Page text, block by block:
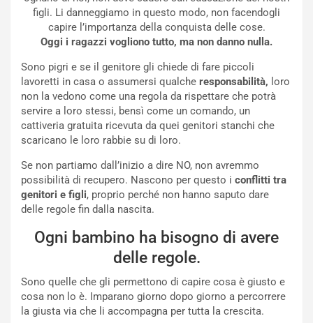
figli. Li danneggiamo in questo modo, non facendogli
capire l’importanza della conquista delle cose.
Oggi i ragazzi vogliono tutto, ma non danno nulla.
Sono pigri e se il genitore gli chiede di fare piccoli
lavoretti in casa o assumersi qualche responsabilità, loro
non la vedono come una regola da rispettare che potrà
servire a loro stessi, bensì come un comando, un
cattiveria gratuita ricevuta da quei genitori stanchi che
scaricano le loro rabbie su di loro.
Se non partiamo dall’inizio a dire NO, non avremmo
possibilità di recupero. Nascono per questo i conflitti tra
genitori e figli, proprio perché non hanno saputo dare
delle regole fin dalla nascita.
Ogni bambino ha bisogno di avere
delle regole.
Sono quelle che gli permettono di capire cosa è giusto e
cosa non lo è. Imparano giorno dopo giorno a percorrere
la giusta via che li accompagna per tutta la crescita.